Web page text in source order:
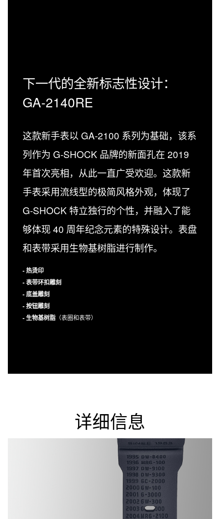
下一代的全新标志性设计：
GA-2140RE
这款新手表以 GA-2100 系列为基础，该系
列作为 G-SHOCK 品牌的新面孔在 2019
年首次亮相，从此一直广受欢迎。这款新
手表采用流线型的极简风格外观，体现了
G-SHOCK 特立独行的个性，并融入了能
够体现 40 周年纪念元素的特殊设计。表盘
和表带采用生物基树脂进行制作。
- 热烫印
- 表带环扣雕刻
- 底盖雕刻
- 按钮雕刻
- 生物基树脂 （表圈和表带）
详细信息